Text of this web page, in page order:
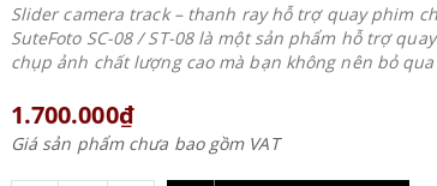
Slider camera track – thanh ray hỗ trợ quay phim
SuteFoto SC-08 / ST-08 là một sản phẩm hỗ trợ
chụp ảnh chất lượng cao mà bạn không nên bỏ qua
1.700.000₫
Giá sản phẩm chưa bao gồm VAT